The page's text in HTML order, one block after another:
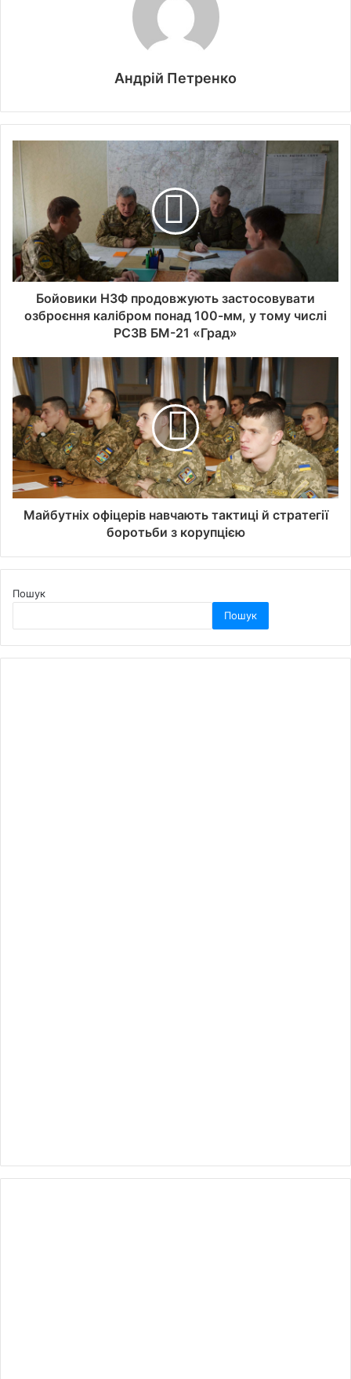
Андрій Петренко
Бойовики НЗФ продовжують застосовувати
озброєння калібром понад 100-мм, у тому числі
РСЗВ БМ-21 «Град»
Майбутніх офіцерів навчають тактиці й стратегії
боротьби з корупцією
Пошук
Пошук